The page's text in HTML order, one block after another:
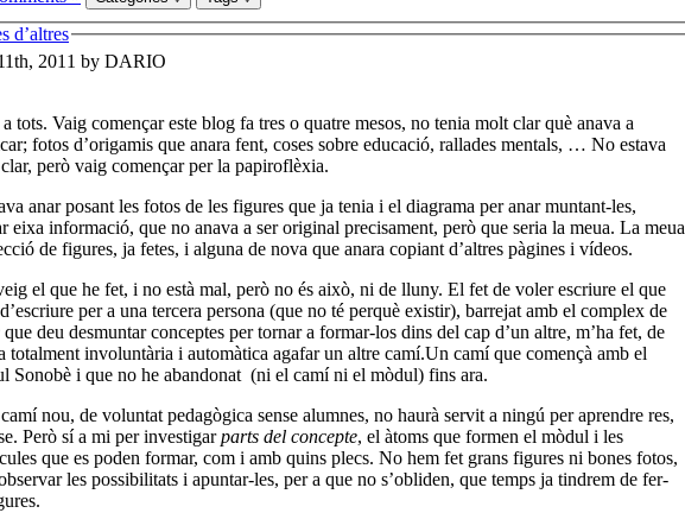
d’altres
2011 by DARIO
tots. Vaig començar este blog fa tres o quatre mesos, no tenia molt clar què anava a
fotos d’origamis que anara fent, coses sobre educació, rallades mentals, … No estava
clar, però vaig començar per la papiroflèxia.
anar posant les fotos de les figures que ja tenia i el diagrama per anar muntant-les,
eixa informació, que no anava a ser original precisament, però que seria la meua. La meua
de figures, ja fetes, i alguna de nova que anara copiant d’altres pàgines i vídeos.
el que he fet, i no està mal, però no és això, ni de lluny. El fet de voler escriure el que
per a una tercera persona (que no té perquè existir), barrejat amb el complex de
que deu desmuntar conceptes per tornar a formar-los dins del cap d’un altre, m’ha fet, de
totalment involuntària i automàtica agafar un altre camí.Un camí que començà amb el
Sonobè i que no he abandonat (ni el camí ni el mòdul) fins ara.
nou, de voluntat pedagògica sense alumnes, no haurà servit a ningú per aprendre res,
Però sí a mi per investigarparts del concepte, el àtoms que formen el mòdul i les
que es poden formar, com i amb quins plecs. No hem fet grans figures ni bones fotos,
les possibilitats i apuntar-les, per a que no s’obliden, que temps ja tindrem de fer-